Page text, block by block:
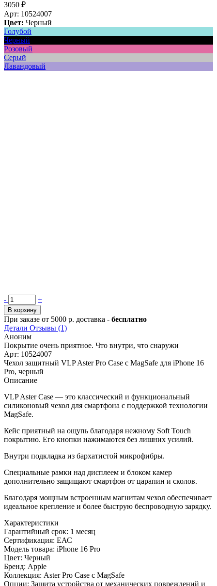
3050 ₽
Арт: 10524007
Цвет: Черный
Голубой
Черный
Розовый
Серый
Лавандовый
Количество
товара
Чехол
защитный
VLP
Aster
Pro
Case
с
MagSafe
для
iPhone
16
Pro,
черный
- +
В корзину
При заказе от 5000 р. доставка - бесплатно
Детали Отзывы (1)
Аноним
Покрытие очень приятное. Что внутри, что снаружи
Арт: 10524007
Чехол защитный VLP Aster Pro Case с MagSafe для iPhone 16
Pro, черный
Описание
VLP Aster Case — это классический и функциональный
силиконовый чехол для смартфона с поддержкой технологии
MagSafe.
Кейс приятный на ощупь благодаря нежному Soft Touch
покрытию. Его кнопки нажимаются без лишних усилий.
Внутри подкладка из бархатистой микрофибры.
Специальные рамки над дисплеем и блоком камер
дополнительно защищают смартфон от царапин и сколов.
Благодаря мощным встроенным магнитам чехол обеспечивает
идеальное крепление и более быструю беспроводную зарядку.
Характеристики
Гарантийный срок: 1 месяц
Сертификация: ЕАС
Модель товара: iPhone 16 Pro
Цвет: Черный
Бренд: Apple
Коллекция: Aster Pro Case с MagSafe
Опции: Защита устройства от механических повреждений и